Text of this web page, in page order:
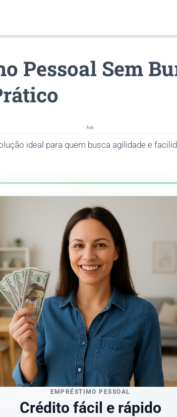
Pessoal Sem
Ads
ideal para quem busca agilidade e
EMPRÉSTIMO PESSOAL
Crédito fácil e rápido